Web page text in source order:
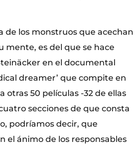
de los monstruos que acechan
mente, es del que se hace
en el documental
dreamer’ que compite en
otras 50 películas -32 de ellas
secciones de que consta
podríamos decir, que
el ánimo de los responsables